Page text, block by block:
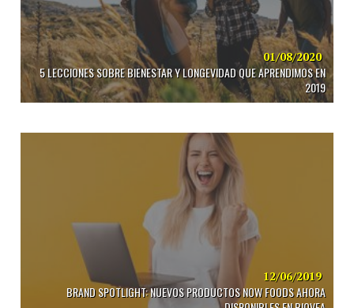
01/08/2020
5 LECCIONES SOBRE BIENESTAR Y LONGEVIDAD QUE APRENDIMOS EN
2019
12/06/2019
BRAND SPOTLIGHT: NUEVOS PRODUCTOS NOW FOODS AHORA